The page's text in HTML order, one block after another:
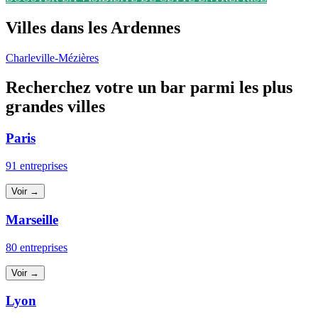
Villes dans les Ardennes
Charleville-Mézières
Recherchez votre un bar parmi les plus
grandes villes
Paris
91 entreprises
Voir →
Marseille
80 entreprises
Voir →
Lyon